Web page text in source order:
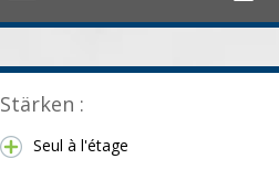
Stärken :
Seul à l'étage